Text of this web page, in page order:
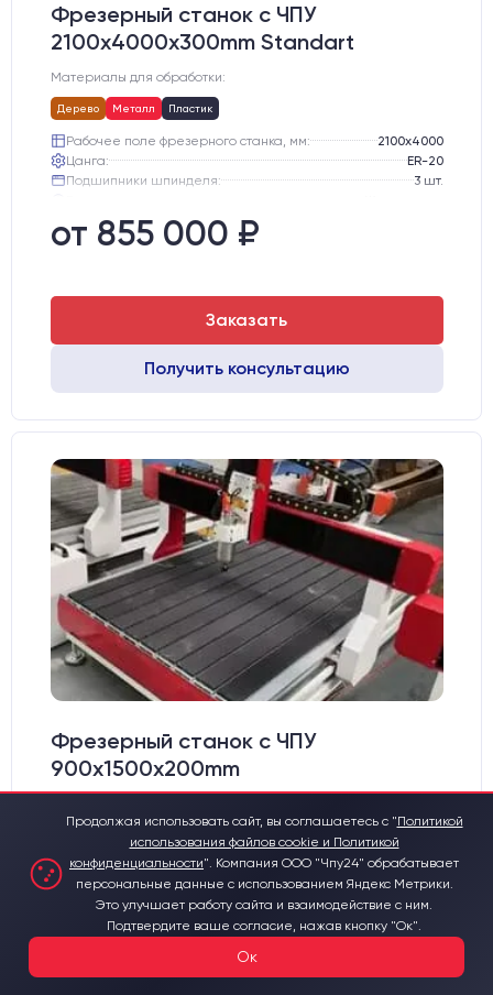
Фрезерный станок с ЧПУ
2100x4000x300mm Standart
Материалы для обработки:
Дерево Металл Пластик
Рабочее поле фрезерного станка, мм:
2100х4000
Цанга:
ER-20
Подшипники шпинделя:
3 шт.
Двигатели:
от 855 000 ₽
Заказать
Получить консультацию
Фрезерный станок с ЧПУ
900x1500x200mm
Рабочее поле фрезерного станка, мм:
900х1500
Цанга:
ER-16
Подшипники шпинделя:
3 шт.
Вид охлаждения:
Жидкостное
от 350 000 ₽
Продолжая использовать сайт, вы соглашаетесь с "Политикой
использования файлов cookie и Политикой
конфиденциальности". Компания ООО "Чпу24" обрабатывает
персональные данные с использованием Яндекс Метрики.
Это улучшает работу сайта и взаимодействие с ним.
Подтвердите ваше согласие, нажав кнопку "Ок".
Ок